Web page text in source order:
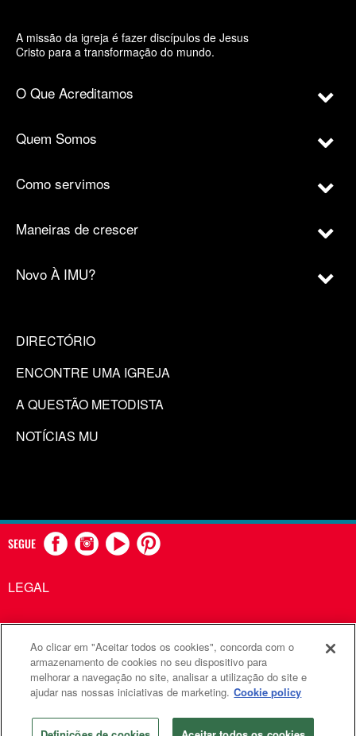
A missão da igreja é fazer discípulos de Jesus
Cristo para a transformação do mundo.
O Que Acreditamos
Quem Somos
Como servimos
Maneiras de crescer
Novo À IMU?
DIRECTÓRIO
ENCONTRE UMA IGREJA
A QUESTÃO METODISTA
NOTÍCIAS MU
SEGUE
LEGAL
Comunicações Metodistas Unidas é uma agência da Igreja
Metodista Unida
©2026 Comunicações Metodistas Unidas. Todos os direitos
reservados
Ao clicar em "Aceitar todos os cookies", concorda com o
armazenamento de cookies no seu dispositivo para
melhorar a navegação no site, analisar a utilização do site e
ajudar nas nossas iniciativas de marketing. Cookie policy